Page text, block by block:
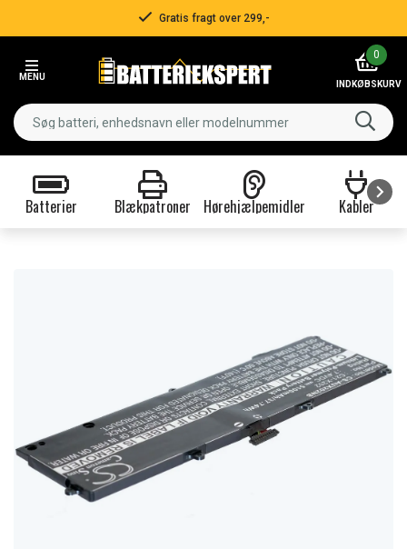
Gratis fragt over 299,-
MENU
0
INDKØBSKURV
Batterier Blækpatroner Hørehjælpemidler Kabler